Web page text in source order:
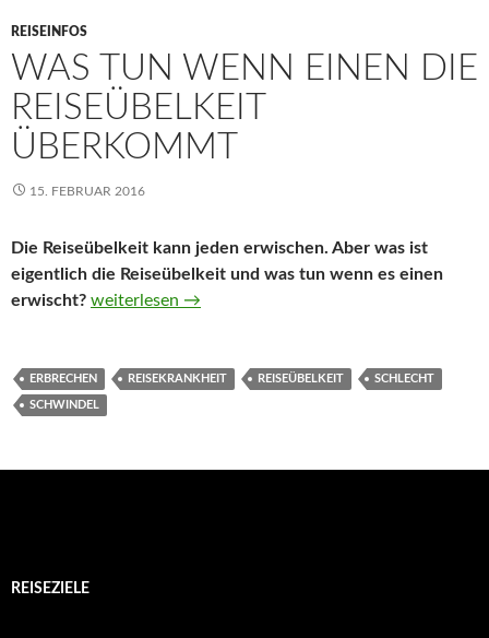
REISEINFOS
WAS TUN WENN EINEN DIE
REISEÜBELKEIT
ÜBERKOMMT
15. FEBRUAR 2016
Die Reiseübelkeit kann jeden erwischen. Aber was ist
eigentlich die Reiseübelkeit und was tun wenn es einen
erwischt? Was tun wenn einen die Reiseübelkeit überkommt
weiterlesen →
ERBRECHEN REISEKRANKHEIT REISEÜBELKEIT SCHLECHT
SCHWINDEL
REISEZIELE